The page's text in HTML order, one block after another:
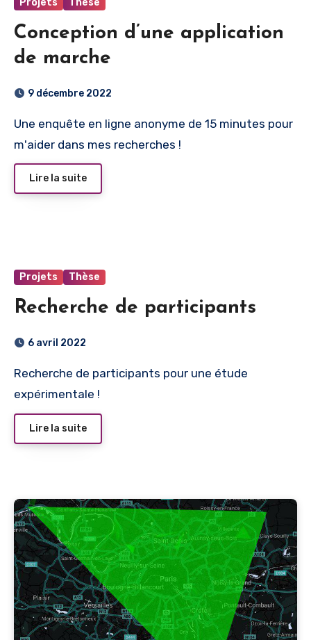
Conception d’une application
de marche
9 décembre 2022
Une enquête en ligne anonyme de 15 minutes pour
m'aider dans mes recherches !
Lire la suite
Projets Thèse
Recherche de participants
6 avril 2022
Recherche de participants pour une étude
expérimentale !
Lire la suite